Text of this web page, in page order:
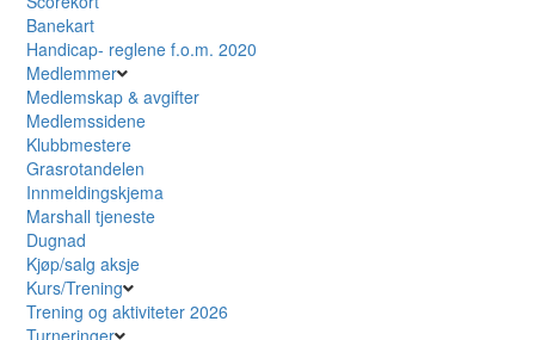
Banekart
Handicap- reglene f.o.m. 2020
Medlemmer
Medlemskap & avgifter
Medlemssidene
Klubbmestere
Grasrotandelen
Innmeldingskjema
Marshall tjeneste
Dugnad
Kjøp/salg aksje
Kurs/Trening
Trening og aktiviteter 2026
Turneringer